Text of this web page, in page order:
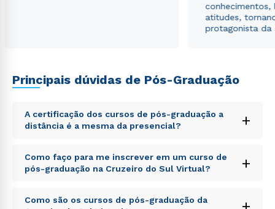
conhecimentos,
atitudes,
protagonista da
Principais dúvidas de Pós-Graduação
A certificação dos cursos de pós-graduação a
distância é a mesma da presencial?
+
Sed ut perspiciatis unde omnis iste natus error sit
voluptatem accusantium doloremque laudantium,
totam rem aperiam, eaque ipsa quae ab illo inventore
explicabo. Nemo enim ipsam voluptatem quia
Como faço para me inscrever em um curso de
pós-graduação na Cruzeiro do Sul Virtual?
+
Sed ut perspiciatis unde omnis iste natus error sit
Como são os cursos de pós-graduação da